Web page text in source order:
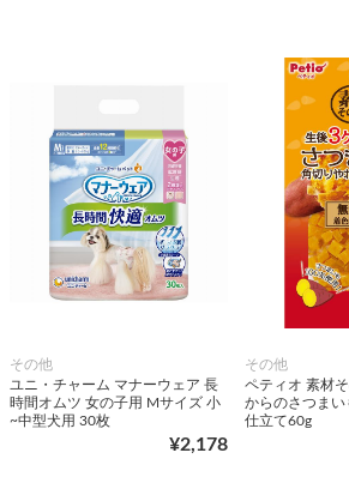
その他
ユニ・チャーム マナーウェア 長
時間オムツ 女の子用 Mサイズ 小
~中型犬用 30枚
¥2,178
その他
ペティオ 素材
からのさつま
仕立て60g